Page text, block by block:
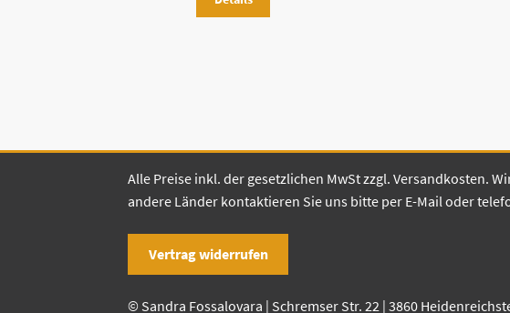
Alle Preise inkl. der gesetzlichen MwSt zzgl. Versandkosten.
andere Länder kontaktieren Sie uns bitte per E-Mail oder
Vertrag widerrufen
© Sandra Fossalovara | Schremser Str. 22 | 3860